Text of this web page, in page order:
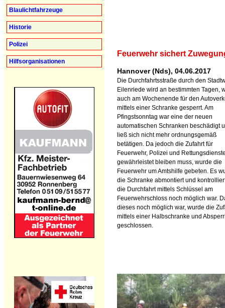
Blaulichtfahrzeuge
Historie
Polizei
Hilfsorganisationen
Feuerwehr sichert
Hannover (Nds), 04.06.2017
Die Durchfahrtsstraße durch den
Eilenriede wird an bestimmten Tagen,
auch am Wochenende für den
mittels einer Schranke gesperrt. Am
Pfingstsonntag war eine der neuen
automatischen Schranken beschädigt
ließ sich nicht mehr ordnungsgemäß
betätigen. Da jedoch die Zufahrt für
Feuerwehr, Polizei und
gewährleistet bleiben muss, wurde die
Feuerwehr um Amtshilfe gebeten. Es
die Schranke abmontiert und
die Durchfahrt mittels Schlüssel am
Feuerwehrschloss noch möglich war.
dieses noch möglich war, wurde die
mittels einer Halbschranke und
geschlossen.